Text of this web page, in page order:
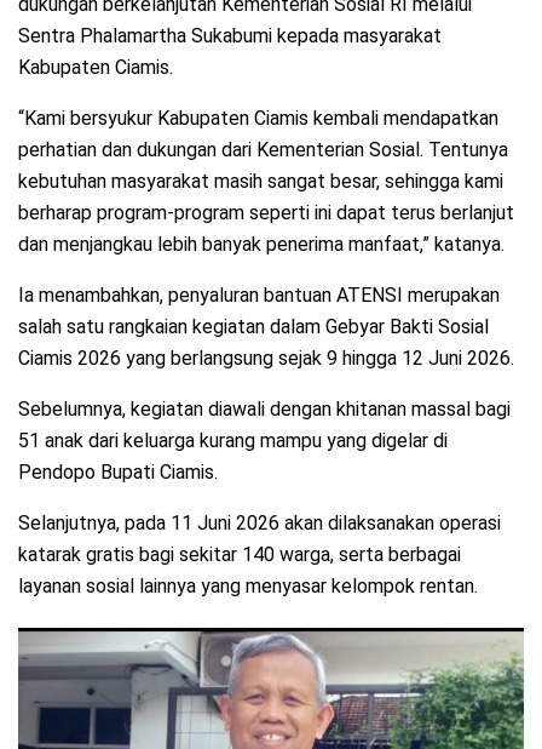
Sentra Phalamartha Sukabumi kepada masyarakat
Kabupaten Ciamis.
“Kami bersyukur Kabupaten Ciamis kembali mendapatkan
perhatian dan dukungan dari Kementerian Sosial. Tentunya
kebutuhan masyarakat masih sangat besar, sehingga kami
berharap program-program seperti ini dapat terus berlanjut
dan menjangkau lebih banyak penerima manfaat,” katanya.
Ia menambahkan, penyaluran bantuan ATENSI merupakan
salah satu rangkaian kegiatan dalam Gebyar Bakti Sosial
Ciamis 2026 yang berlangsung sejak 9 hingga 12 Juni 2026.
Sebelumnya, kegiatan diawali dengan khitanan massal bagi
51 anak dari keluarga kurang mampu yang digelar di
Pendopo Bupati Ciamis.
Selanjutnya, pada 11 Juni 2026 akan dilaksanakan operasi
katarak gratis bagi sekitar 140 warga, serta berbagai
layanan sosial lainnya yang menyasar kelompok rentan.